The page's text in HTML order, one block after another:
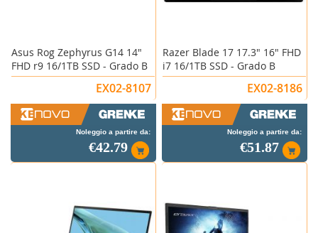
Asus Rog Zephyrus G14 14"
FHD r9 16/1TB SSD - Grado B
EX02-8107
Noleggio a partire da:
€42.79
Razer Blade 17 17.3" 16" FHD
i7 16/1TB SSD - Grado B
EX02-8186
Noleggio a partire da:
€51.87